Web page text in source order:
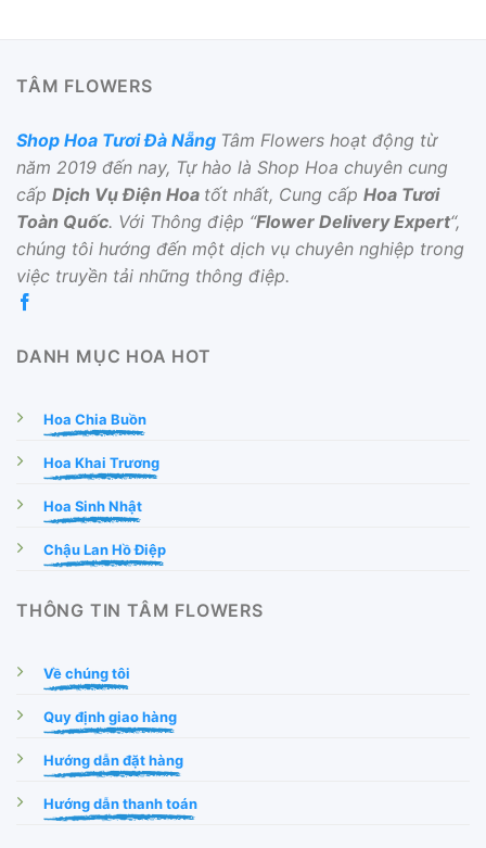
TÂM FLOWERS
Shop Hoa Tươi Đà Nẵng Tâm Flowers hoạt động từ
năm 2019 đến nay, Tự hào là Shop Hoa chuyên cung
cấp Dịch Vụ Điện Hoa tốt nhất, Cung cấp Hoa Tươi
Toàn Quốc. Với Thông điệp “Flower Delivery Expert“,
chúng tôi hướng đến một dịch vụ chuyên nghiệp trong
việc truyền tải những thông điệp.
DANH MỤC HOA HOT
Hoa Chia Buồn
Hoa Khai Trương
Hoa Sinh Nhật
Chậu Lan Hồ Điệp
THÔNG TIN TÂM FLOWERS
Về chúng tôi
Quy định giao hàng
Hướng dẫn đặt hàng
Hướng dẫn thanh toán